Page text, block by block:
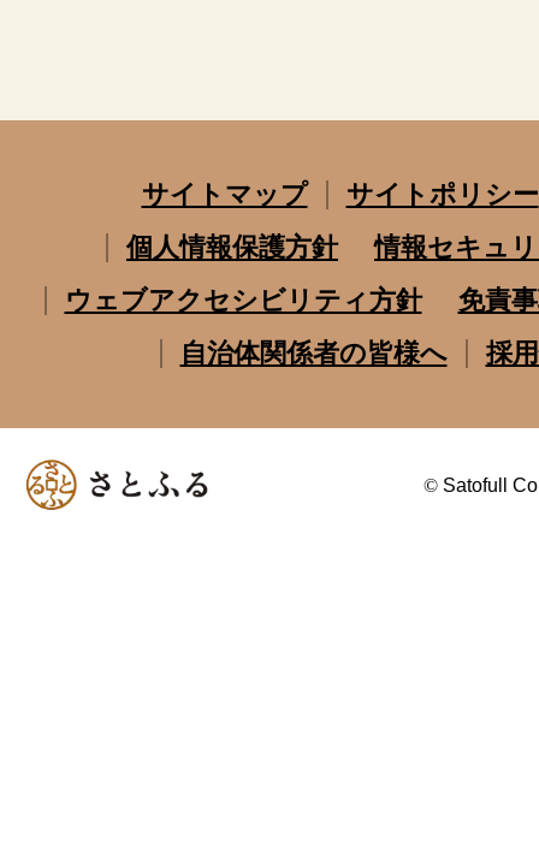
サイトマップ
サイトポリシー
個人情報保護方針
情報セキュ
ウェブアクセシビリティ方針
免責
自治体関係者の皆様へ
採
© Satofull